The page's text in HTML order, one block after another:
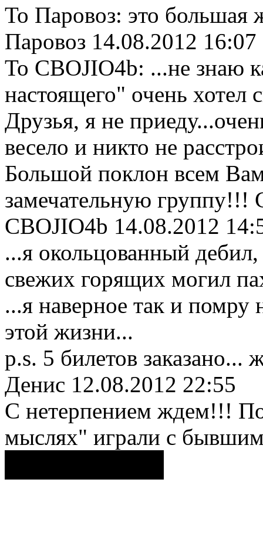
То Паровоз: это большая
Паровоз 14.08.2012 16:07
То CBOJIO4b: ...не знаю
настоящего" очень хотел
Друзья, я не
весело и никто не
Большой поклон всем
замечательную группу!!!
CBOJIO4b 14.08.2012
...я окольцованный
свежих горящих могил
...я наверное так и
этой жизни...
p.s. 5 билетов заказано...
Денис 12.08.2012 22:55
С нетерпением ждем!!!
мыслях" играли с